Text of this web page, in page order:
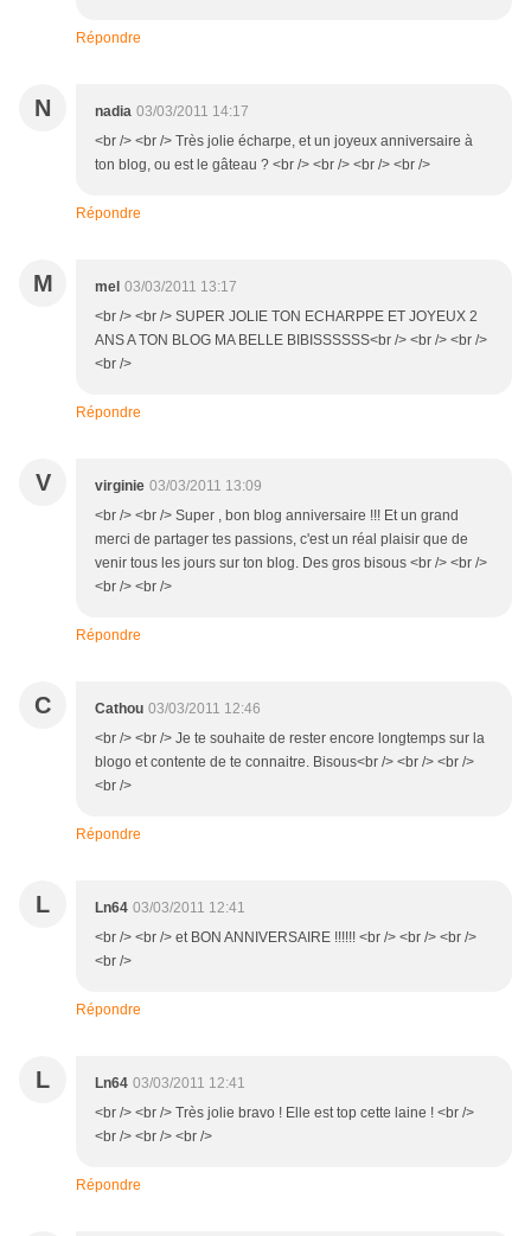
Répondre
N nadia 03/03/2011 14:17
<br /> <br /> Très jolie écharpe, et un joyeux anniversaire à
ton blog, ou est le gâteau ? <br /> <br /> <br /> <br />
Répondre
M mel 03/03/2011 13:17
<br /> <br /> SUPER JOLIE TON ECHARPPE ET JOYEUX 2
ANS A TON BLOG MA BELLE BIBISSSSSS<br /> <br /> <br />
<br />
Répondre
V virginie 03/03/2011 13:09
<br /> <br /> Super , bon blog anniversaire !!! Et un grand
merci de partager tes passions, c'est un réal plaisir que de
venir tous les jours sur ton blog. Des gros bisous <br /> <br />
<br /> <br />
Répondre
C Cathou 03/03/2011 12:46
<br /> <br /> Je te souhaite de rester encore longtemps sur la
blogo et contente de te connaitre. Bisous<br /> <br /> <br />
<br />
Répondre
L Ln64 03/03/2011 12:41
<br /> <br /> et BON ANNIVERSAIRE !!!!!! <br /> <br /> <br />
<br />
Répondre
L Ln64 03/03/2011 12:41
<br /> <br /> Très jolie bravo ! Elle est top cette laine ! <br />
<br /> <br /> <br />
Répondre